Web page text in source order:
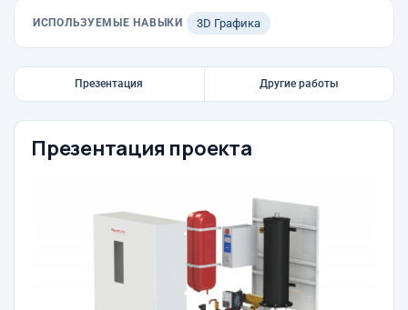
ИСПОЛЬЗУЕМЫЕ НАВЫКИ 3D Графика
Презентация Другие работы
Презентация проекта